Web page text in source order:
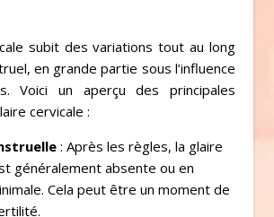
subit des variations tout au long
en grande partie sous l’influence
Voici un aperçu des principales
cervicale :
: Après les règles, la glaire
généralement absente ou en
Cela peut être un moment de